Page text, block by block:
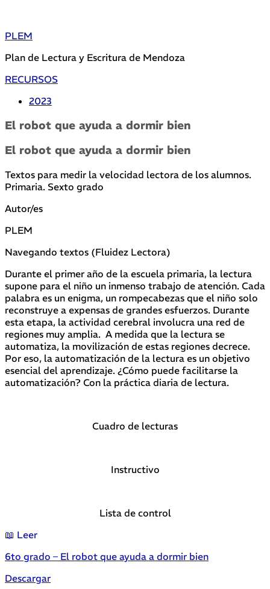
PLEM
Plan de Lectura y Escritura de Mendoza
RECURSOS
2023
El robot que ayuda a dormir bien
El robot que ayuda a dormir bien
Textos para medir la velocidad lectora de los alumnos.
Primaria. Sexto grado
Autor/es
PLEM
Navegando textos (Fluidez Lectora)
Durante el primer año de la escuela primaria, la lectura
supone para el niño un inmenso trabajo de atención. Cada
palabra es un enigma, un rompecabezas que el niño solo
reconstruye a expensas de grandes esfuerzos. Durante
esta etapa, la actividad cerebral involucra una red de
regiones muy amplia. A medida que la lectura se
automatiza, la movilización de estas regiones decrece.
Por eso, la automatización de la lectura es un objetivo
esencial del aprendizaje. ¿Cómo puede facilitarse la
automatización? Con la práctica diaria de lectura.
Cuadro de lecturas
Instructivo
Lista de control
📖 Leer
6to grado – El robot que ayuda a dormir bien
Descargar